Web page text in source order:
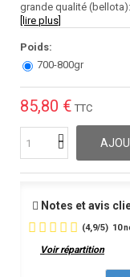
grande qualité
[lire plus]
Poids:
700-800gr
85,80 € TTC
Notes et avis
(4,9/5) 10
Voir répartition